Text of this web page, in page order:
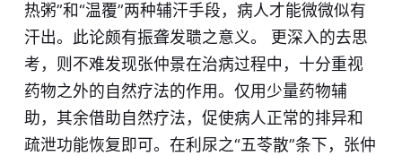
热粥”和“温覆”两种辅汗手段，病人才能微微似有
汗出。此论颇有振聋发聩之意义。 更深入的去思
考，则不难发现张仲景在治病过程中，十分重视
药物之外的自然疗法的作用。仅用少量药物辅
助，其余借助自然疗法，促使病人正常的排异和
疏泄功能恢复即可。在利尿之“五苓散”条下，张仲